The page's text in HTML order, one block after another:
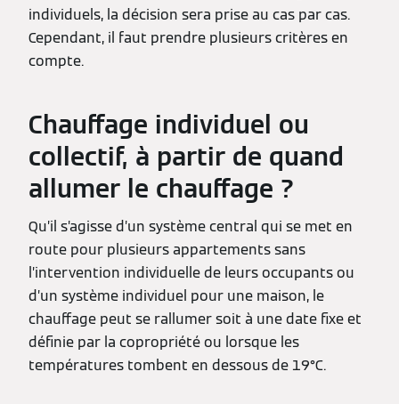
individuels, la décision sera prise au cas par cas.
Cependant, il faut prendre plusieurs critères en
compte.
Chauffage individuel ou
collectif, à partir de quand
allumer le chauffage ?
Qu’il s’agisse d’un système central qui se met en
route pour plusieurs appartements sans
l’intervention individuelle de leurs occupants ou
d’un système individuel pour une maison, le
chauffage peut se rallumer soit à une date fixe et
définie par la copropriété ou lorsque les
températures tombent en dessous de 19°C.